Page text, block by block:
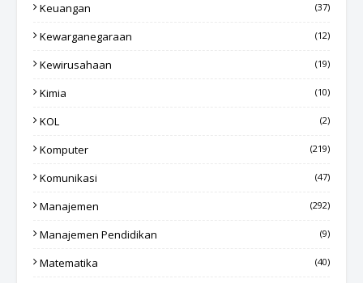
Keuangan (37)
Kewarganegaraan (12)
Kewirusahaan (19)
Kimia (10)
KOL (2)
Komputer (219)
Komunikasi (47)
Manajemen (292)
Manajemen Pendidikan (9)
Matematika (40)